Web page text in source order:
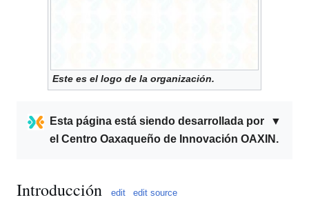
Este es el logo de la organización.
▼
Esta página está siendo desarrollada por
el Centro Oaxaqueño de Innovación OAXIN .
Introducción edit edit source